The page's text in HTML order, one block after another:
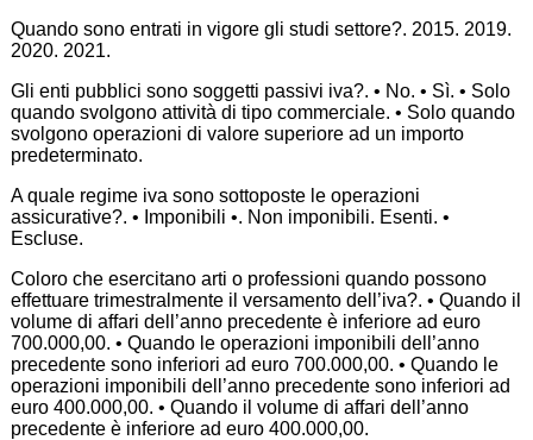
Quando sono entrati in vigore gli studi settore?. 2015. 2019.
2020. 2021.
Gli enti pubblici sono soggetti passivi iva?. • No. • Sì. • Solo
quando svolgono attività di tipo commerciale. • Solo quando
svolgono operazioni di valore superiore ad un importo
predeterminato.
A quale regime iva sono sottoposte le operazioni
assicurative?. • Imponibili •. Non imponibili. Esenti. •
Escluse.
Coloro che esercitano arti o professioni quando possono
effettuare trimestralmente il versamento dell’iva?. • Quando il
volume di affari dell’anno precedente è inferiore ad euro
700.000,00. • Quando le operazioni imponibili dell’anno
precedente sono inferiori ad euro 700.000,00. • Quando le
operazioni imponibili dell’anno precedente sono inferiori ad
euro 400.000,00. • Quando il volume di affari dell’anno
precedente è inferiore ad euro 400.000,00.